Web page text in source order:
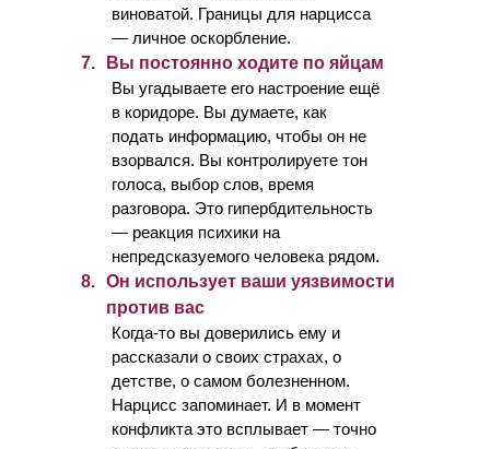
виноватой. Границы для нарцисса
— личное оскорбление.
7.
Вы постоянно ходите по яйцам
Вы угадываете его настроение ещё
в коридоре. Вы думаете, как
подать информацию, чтобы он не
взорвался. Вы контролируете тон
голоса, выбор слов, время
разговора. Это гипербдительность
— реакция психики на
непредсказуемого человека рядом.
8. Он использует ваши уязвимости
против вас
Когда-то вы доверились ему и
рассказали о своих страхах, о
детстве, о самом болезненном.
Нарцисс запоминает. И в момент
конфликта это всплывает — точно